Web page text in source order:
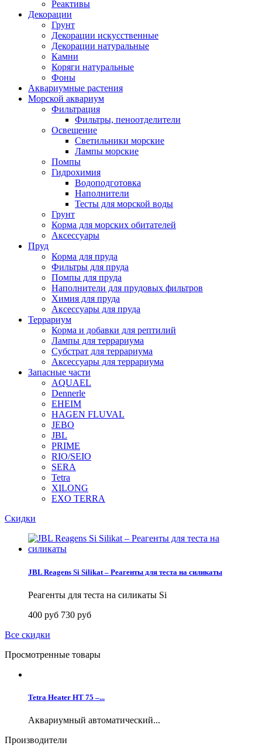
Реактивы
Декорации
Грунт
Декорации искусственные
Декорации натуральные
Камни
Коряги натуральные
Фоны
Аквариумные растения
Морской аквариум
Фильтрация
Фильтры, пеноотделители
Освещение
Светильники морские
Лампы морские
Помпы
Гидрохимия
Водоподготовка
Наполнители
Тесты для морской воды
Грунт
Корма для морских обитателей
Аксессуары
Пруд
Корма для пруда
Фильтры для пруда
Помпы для пруда
Наполнители для прудовых фильтров
Химия для пруда
Аксессуары для пруда
Террариум
Корма и добавки для рептилий
Лампы для террариума
Субстрат для террариума
Аксессуары для террариума
Запасные части
AQUAEL
Dennerle
EHEIM
HAGEN FLUVAL
JEBO
JBL
PRIME
RIO/SEIO
SERA
Tetra
XILONG
EXO TERRA
Скидки
JBL Reagens Si Silikat – Реагенты для теста на силикаты
Реагенты для теста на силикаты Si
400 руб 730 руб
Все скидки
Просмотренные товары
Tetra Heater HT 75 –...
Аквариумный автоматический...
Производители